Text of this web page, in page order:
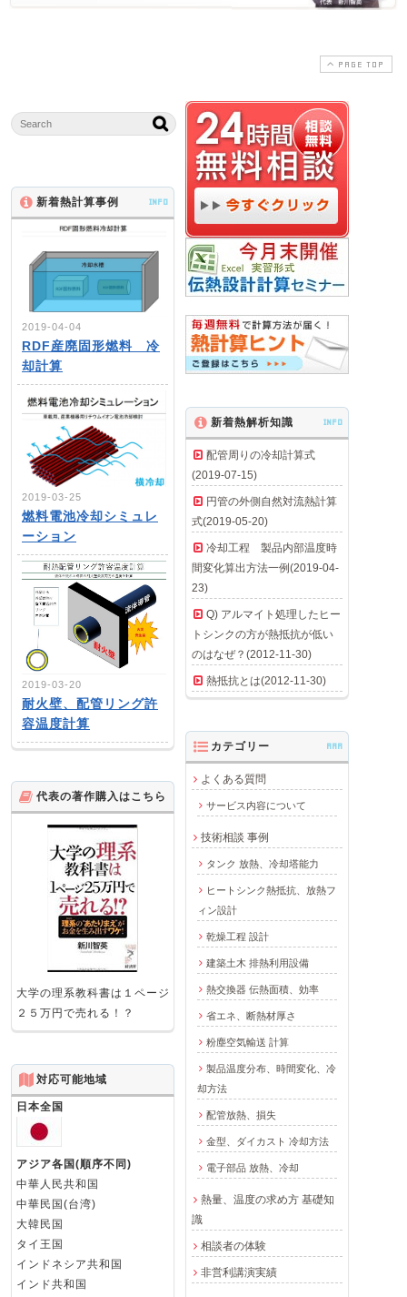
PAGE TOP
新着熱計算事例 INFO
2019-04-04
RDF産廃固形燃料 冷
却計算
2019-03-25
燃料電池冷却シミュレ
ーション
2019-03-20
耐火壁、配管リング許
容温度計算
新着熱解析知識 INFO
配管周りの冷却計算式
(2019-07-15)
円管の外側自然対流熱計算
式(2019-05-20)
冷却工程 製品内部温度時
間変化算出方法一例(2019-04-
23)
Q) アルマイト処理したヒー
トシンクの方が熱抵抗が低い
のはなぜ？(2012-11-30)
熱抵抗とは(2012-11-30)
カテゴリー AAA
よくある質問
サービス内容について
技術相談 事例
タンク 放熱、冷却塔能力
ヒートシンク熱抵抗、放熱フ
ィン設計
乾燥工程 設計
建築土木 排熱利用設備
熱交換器 伝熱面積、効率
省エネ、断熱材厚さ
粉塵空気輸送 計算
製品温度分布、時間変化、冷
却方法
配管放熱、損失
金型、ダイカスト 冷却方法
電子部品 放熱、冷却
熱量、温度の求め方 基礎知
識
相談者の体験
非営利講演実績
代表の著作購入はこちら
大学の理系教科書は１ページ
２５万円で売れる！？
対応可能地域
日本全国
アジア各国(順序不同)
中華人民共和国
中華民国(台湾)
大韓民国
タイ王国
インドネシア共和国
インド共和国